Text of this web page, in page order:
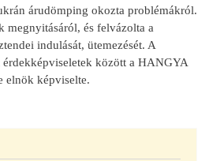
árudömping okozta problémákról.
megnyitásáról, és felvázolta a
indulását, ütemezését. A
között a HANGYA
elnök képviselte.